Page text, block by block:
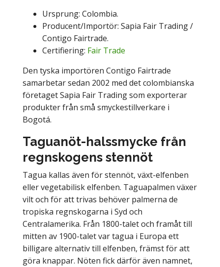
Ursprung: Colombia.
Producent/Importör: Sapia Fair Trading /
Contigo Fairtrade.
Certifiering: Fair Trade
Den tyska importören Contigo Fairtrade
samarbetar sedan 2002 med det colombianska
företaget Sapia Fair Trading som exporterar
produkter från små smyckestillverkare i
Bogotá.
Taguanöt-halssmycke från
regnskogens stennöt
Tagua kallas även för stennöt, växt-elfenben
eller vegetabilisk elfenben. Taguapalmen växer
vilt och för att trivas behöver palmerna de
tropiska regnskogarna i Syd och
Centralamerika. Från 1800-talet och framåt till
mitten av 1900-talet var tagua i Europa ett
billigare alternativ till elfenben, främst för att
göra knappar. Nöten fick därför även namnet,